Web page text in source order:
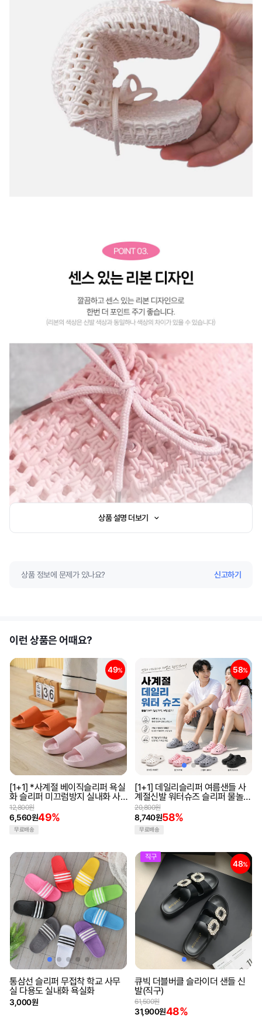
상품 설명 더보기
상품 정보에 문제가 있나요? 신고하기
이런 상품은 어때요?
49%
[1+1] *사계절 베이직슬리퍼 욕실
화 슬리퍼 미끄럼방지 실내화 사
무실슬리퍼 샌들 여름신발 층간소
음
6,560원49%
12,800원
무료배송
58%
[1+1] 데일리슬리퍼 여름샌들 사
계절신발 워터슈즈 슬리퍼 물놀이
신발 수영장신발
8,740원58%
20,800원
무료배송
통삼선 슬리퍼 무접착 학교 사무
실 다용도 실내화 욕실화
3,000원
직구
48%
큐빅 더블버클 슬라이더 샌들 신
발(직구)
31,900원48%
61,500원